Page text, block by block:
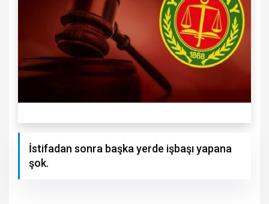
İstifadan sonra başka yerde işbaşı yapana
şok.